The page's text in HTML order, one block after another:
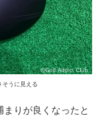
そうに見える
りが良くなったと